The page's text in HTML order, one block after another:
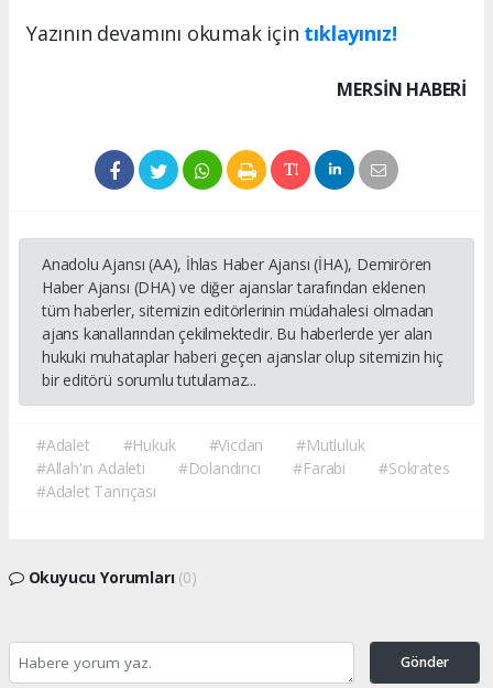
Yazının devamını okumak için tıklayınız!
MERSIN HABERİ
Anadolu Ajansı (AA), İhlas Haber Ajansı (İHA), Demirören
Haber Ajansı (DHA) ve diğer ajanslar tarafından eklenen
tüm haberler, sitemizin editörlerinin müdahalesi olmadan
ajans kanallarından çekilmektedir. Bu haberlerde yer alan
hukuki muhataplar haberi geçen ajanslar olup sitemizin hiç
bir editörü sorumlu tutulamaz...
#Adalet #Hukuk #Vicdan
#Mutluluk
#Allah'ın Adaleti
#Dolandırıcı #Farabi
#Sokrates
#Adalet Tanrıçası
Okuyucu Yorumları (0)
Gönder